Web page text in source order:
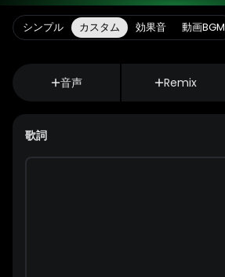
シンプル カスタム 効果音 動画BGM
音声 Remix
歌詞